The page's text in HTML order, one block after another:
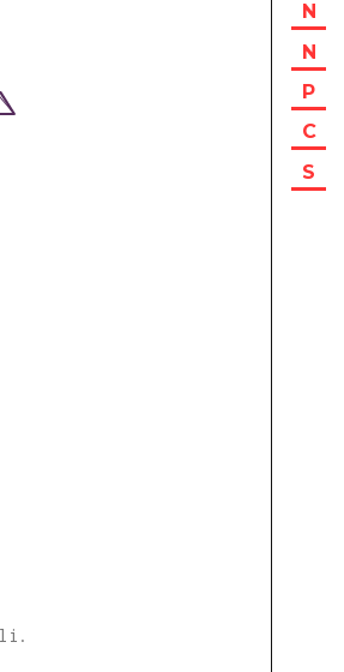
N
N
P
C
S